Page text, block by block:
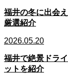
福井の冬に出会
厳選紹介
2026.05.20
福井で絶景ドラ
ットを紹介